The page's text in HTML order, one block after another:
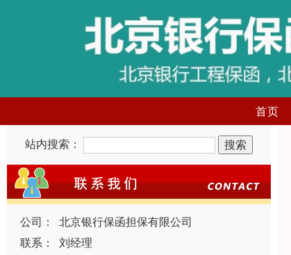
首页
站内搜索：
公司：
北京银行保函担保有限公司
联系：
刘经理